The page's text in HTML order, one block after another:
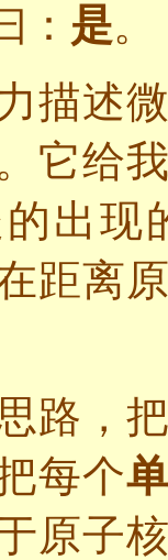
： 是。
描述
它给
出现
距离
路，
每个
原子